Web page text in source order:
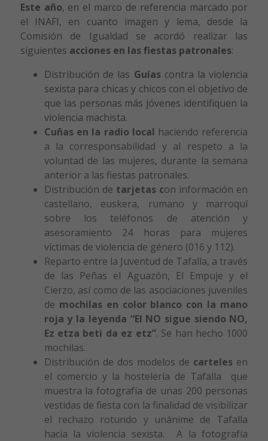
Este año, en el marco de referencia marcado por
el INAFI, en cuanto imagen y lema, desde la
Comisión de Igualdad se acordó realizar las
siguientes acciones en las fiestas patronales:
Distribución de las Guíascontra la violencia
sexista para chicas y chicos con el objetivo de
que las personas más jóvenes identifiquen la
violencia machista.
Cuñas en la radio local haciendo referencia
a la corresponsabilidad y al respeto a la
voluntad de las mujeres, durante la semana
anterior a las fiestas patronales.
Distribución de tarjetas con información en
castellano, euskera, rumano y marroquí
sobre los teléfonos de atención y
asesoramiento 24 horas para mujeres
víctimas de violencia de género (016 y 112).
Reparto entre la Juventud de Tafalla, a través
de las Peñas el Aguazón, El Empuje y el
Cierzo, así como de las asociaciones juveniles
de mochilas en color blanco con la mano
roja y la leyenda “El NO sigue siendo NO,
Ez etza beti da ez etz”. Se han hecho 1000
mochilas.
Distribución de dos modelos de carteles en
el comercio y la hostelería de Tafalla que
muestra la fotografía de unas 200 personas
vestidas de fiesta con la finalidad de visibilizar
el rechazo rotundo y unánime de Tafalla
hacia la violencia sexista. A la fotografía